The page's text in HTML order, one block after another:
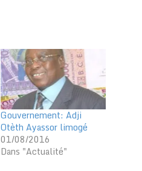
Gouvernement: Adji
Otèth Ayassor limogé
01/08/2016
Dans "Actualité"